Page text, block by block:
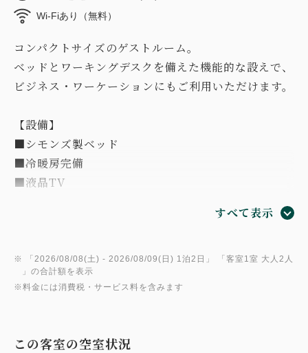
Wi-Fiあり（無料）
コンパクトサイズのゲストルーム。
ベッドとワーキングデスクを備えた機能的な設えで、
ビジネス・ワーケーションにもご利用いただけます。
【設備】
■シモンズ製ベッド
■冷暖房完備
■液晶TV
■room’s スリッパ（館内靴）
■日本の三大人工美林、奈良県川上村の吉野杉を使用
わって、生産者様とともに作り上げました。
すべて表示
※ 「 2026/08/08(土) - 2026/08/09(日) 1泊2日 」 「客室1室 大人2人
」の合計額を表示
※料金には消費税・サービス料を含みます
この客室の空室状況